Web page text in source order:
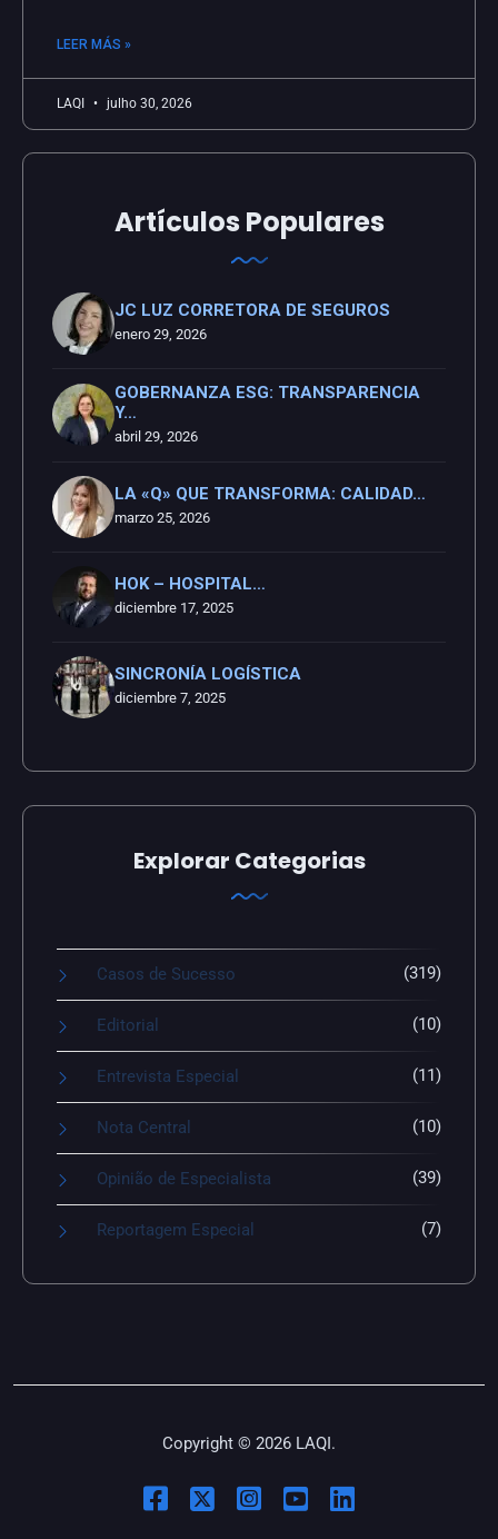
LEER MÁS »
LAQI julho 30, 2026
Artículos Populares
JC LUZ CORRETORA DE SEGUROS
enero 29, 2026
GOBERNANZA ESG: TRANSPARENCIA
Y…
abril 29, 2026
LA «Q» QUE TRANSFORMA: CALIDAD…
marzo 25, 2026
HOK – HOSPITAL…
diciembre 17, 2025
SINCRONÍA LOGÍSTICA
diciembre 7, 2025
Explorar Categorias
Casos de Sucesso (319)
Editorial (10)
Entrevista Especial (11)
Nota Central (10)
Opinião de Especialista (39)
Reportagem Especial (7)
Copyright © 2026 LAQI.